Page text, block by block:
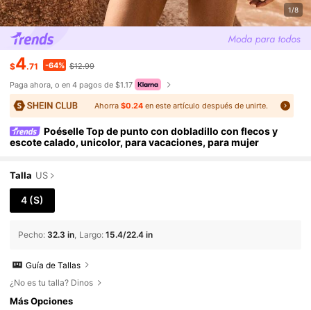
1/8
$4.71 -64% $12.99
Paga ahora, o en 4 pagos de $1.17
Ahorra $0.24en este artículo después de unirte.
Poéselle Top de punto con dobladillo con flecos y
escote calado, unicolor, para vacaciones, para mujer
Talla US
4 (S)
Pecho: 32.3 in Largo: 15.4/22.4 in
Guía de Tallas
¿No es tu talla? Dinos
Más Opciones